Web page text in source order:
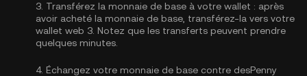
3. Transférez la monnaie de base à votre wallet : après
avoir acheté la monnaie de base, transférez-la vers votre
wallet web 3. Notez que les transferts peuvent prendre
quelques minutes.
4. Échangez votre monnaie de base contre desPenny